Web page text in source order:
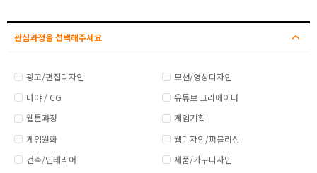
관심과정을 선택해주세요
광고/편집디자인
모션/영상디자인
마야 / CG
유튜브 크리에이터
웹툰과정
게임기획
게임원화
웹디자인/퍼블리싱
건축/인테리어
제품/가구디자인